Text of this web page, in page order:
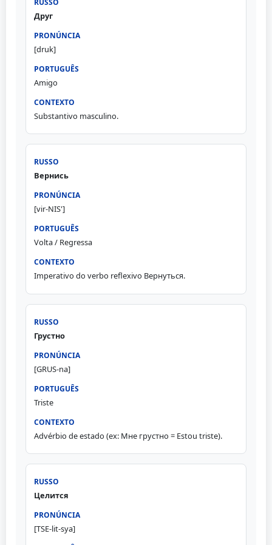
Друг
[druk]
Amigo
Substantivo masculino.
Вернись
[vir-NIS']
Volta / Regressa
Imperativo do verbo reflexivo Вернуться.
Грустно
[GRUS-na]
Triste
Advérbio de estado (ex: Мне грустно = Estou triste).
Целится
[TSE-lit-sya]